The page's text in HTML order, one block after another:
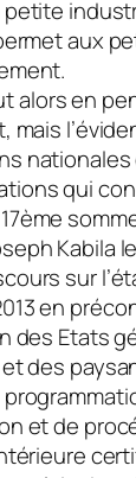
aux
en
mais
qui
Kabila
sur
en
des Etats
des
et de